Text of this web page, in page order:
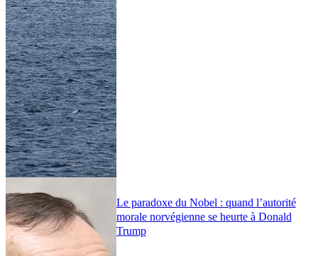
Le paradoxe du Nobel : quand l’autorité
morale norvégienne se heurte à Donald
Trump